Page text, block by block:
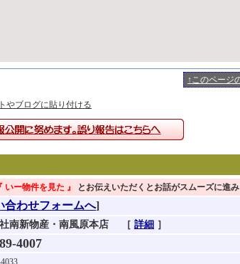
↑このページ
やブログに貼り付ける
『 いー物件を見た 』 とお伝えいただくとお話がスムーズに進み
合わせフォームへ]
南新物産・南風原本店 ［ 詳細 ］
4007
4033